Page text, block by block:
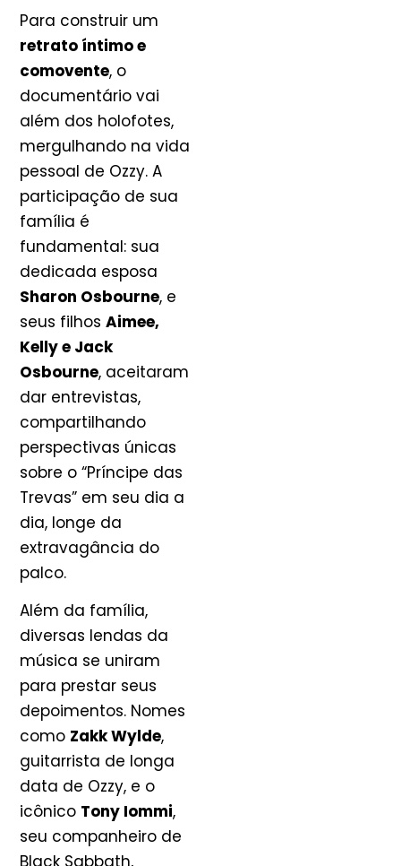
Para construir um
retrato íntimo e
comovente, o
documentário vai
além dos holofotes,
mergulhando na vida
pessoal de Ozzy. A
participação de sua
família é
fundamental: sua
dedicada esposa
Sharon Osbourne, e
seus filhos Aimee,
Kelly e Jack
Osbourne, aceitaram
dar entrevistas,
compartilhando
perspectivas únicas
sobre o “Príncipe das
Trevas” em seu dia a
dia, longe da
extravagância do
palco.
Além da família,
diversas lendas da
música se uniram
para prestar seus
depoimentos. Nomes
como Zakk Wylde,
guitarrista de longa
data de Ozzy, e o
icônico Tony Iommi,
seu companheiro de
Black Sabbath,